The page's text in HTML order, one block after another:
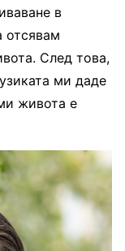
в
отсявам
След това,
ми даде
живота е